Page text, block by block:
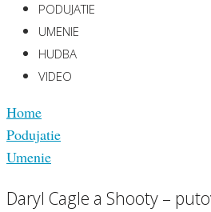
PODUJATIE
UMENIE
HUDBA
VIDEO
Home
Podujatie
Umenie
Daryl Cagle a Shooty –